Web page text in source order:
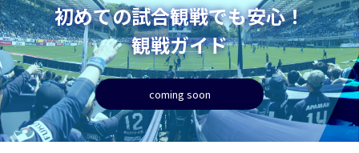
初めての試合観戦でも安心！
観戦ガイド
coming soon